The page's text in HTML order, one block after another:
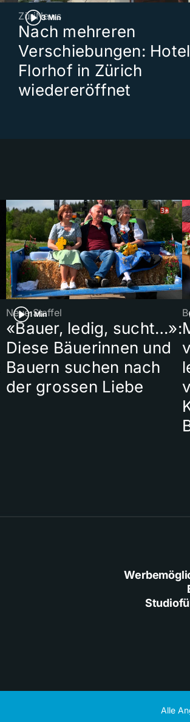
3 Min
ZüriNews
Nach mehreren
Verschiebungen: Hotel
Florhof in Zürich
wiedereröffnet
1 Min
Neue Staffel
«Bauer, ledig, sucht…»:
Diese Bäuerinnen und
Bauern suchen nach
der grossen Liebe
Alle